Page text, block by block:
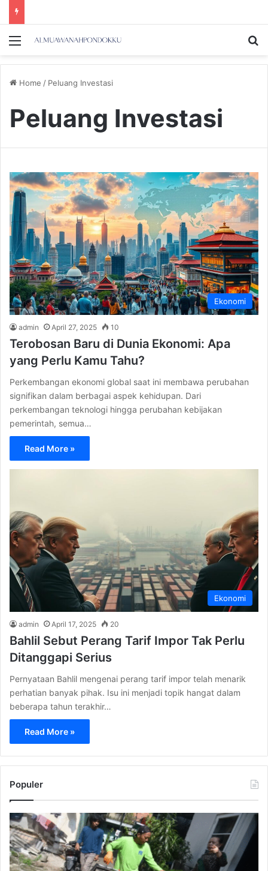
Menu
Home / Peluang Investasi
Peluang Investasi
Ekonomi
admin April 27, 2025 10
Terobosan Baru di Dunia Ekonomi: Apa
yang Perlu Kamu Tahu?
Perkembangan ekonomi global saat ini membawa perubahan
signifikan dalam berbagai aspek kehidupan. Dari
perkembangan teknologi hingga perubahan kebijakan
pemerintah, semua…
Read More »
Ekonomi
admin April 17, 2025 20
Bahlil Sebut Perang Tarif Impor Tak Perlu
Ditanggapi Serius
Pernyataan Bahlil mengenai perang tarif impor telah menarik
perhatian banyak pihak. Isu ini menjadi topik hangat dalam
beberapa tahun terakhir…
Read More »
Populer